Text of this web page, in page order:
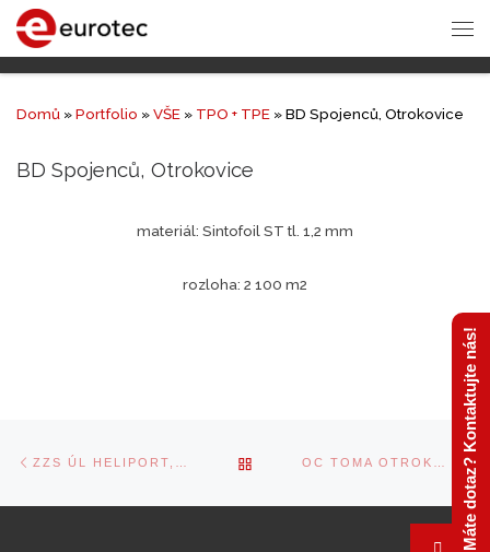
Domů »Portfolio »VŠE » TPO + TPE »BD Spojenců, Otrokovice
BD Spojenců, Otrokovice
materiál: Sintofoil ST tl. 1,2 mm
rozloha: 2 100 m2
Navigace
v
příspěvcích
Previous
TO Máte dotaz? Kontaktujte nás!